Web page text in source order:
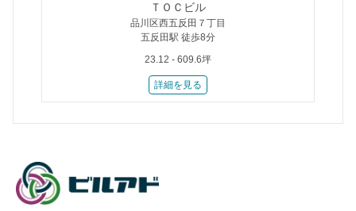
ＴＯＣビル
品川区西五反田７丁目
五反田駅 徒歩8分
23.12 - 609.6坪
詳細を見る